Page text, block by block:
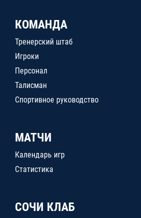
КОМАНДА
Тренерский штаб
Игроки
Персонал
Талисман
Спортивное руководство
МАТЧИ
Календарь игр
Статистика
СОЧИ КЛАБ